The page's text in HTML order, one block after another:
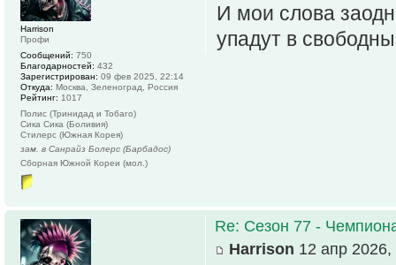
И мои слова
упадут в
Harrison
Профи
Сообщений: 750
Благодарностей: 432
Зарегистрирован: 09 фев 2025, 22:14
Откуда: Москва, Зеленоград, Россия
Рейтинг: 1017
Полис (Тринидад и Тобаго)
Сика Сика (Боливия)
Стилерс (Южная Корея)
зам. в Санрайз Болерс (Барбадос)
Сборная Южной Кореи (мол.)
Re: Сезон 77 -
Harrison 12 апр 2026,